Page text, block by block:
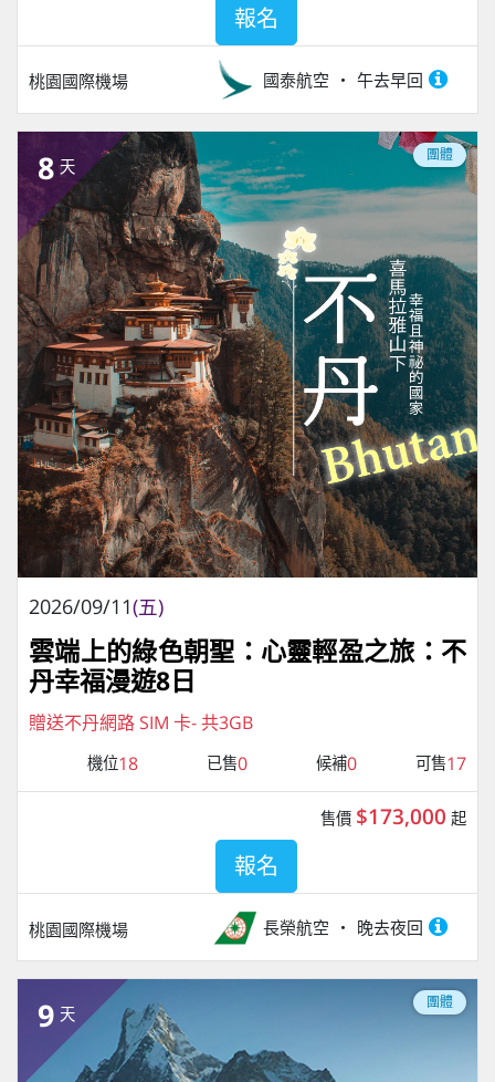
桃園國際機場 國泰航空 午去早回
報名
8 天
團體
2026/09/11(五)
雲端上的綠色朝聖：心靈輕盈之旅：不
丹幸福漫遊8日
贈送不丹網路 SIM 卡- 共3GB
機位18 已售0 候補0 可售17
桃園國際機場 長榮航空 晚去夜回
售價 $173,000 起
報名
9 天
團體